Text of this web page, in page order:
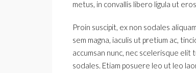
metus, in convallis libero ligula ut
Proin suscipit, ex non sodales
sem magna, iaculis ut pretium ac,
accumsan nunc, nec scelerisque
sodales. Etiam posuere leo ut leo